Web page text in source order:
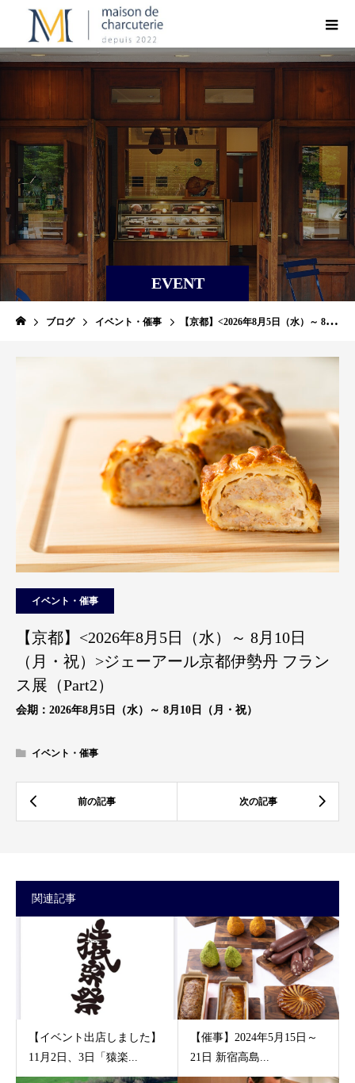
EVENT
ブログ イベント・催事 【京都】<2026年8月5日（水）～ 8月10日（月・祝）>ジェーアール京都伊勢丹 フランス展（Part2）
イベント・催事
【京都】<2026年8月5日（水）～ 8月10日
（月・祝）>ジェーアール京都伊勢丹 フラン
ス展（Part2）
会期：2026年8月5日（水）～ 8月10日（月・祝）
イベント・催事
関連記事
【イベント出店しました】
11月2日、3日「猿楽...
【催事】2024年5月15日～
21日 新宿高島...